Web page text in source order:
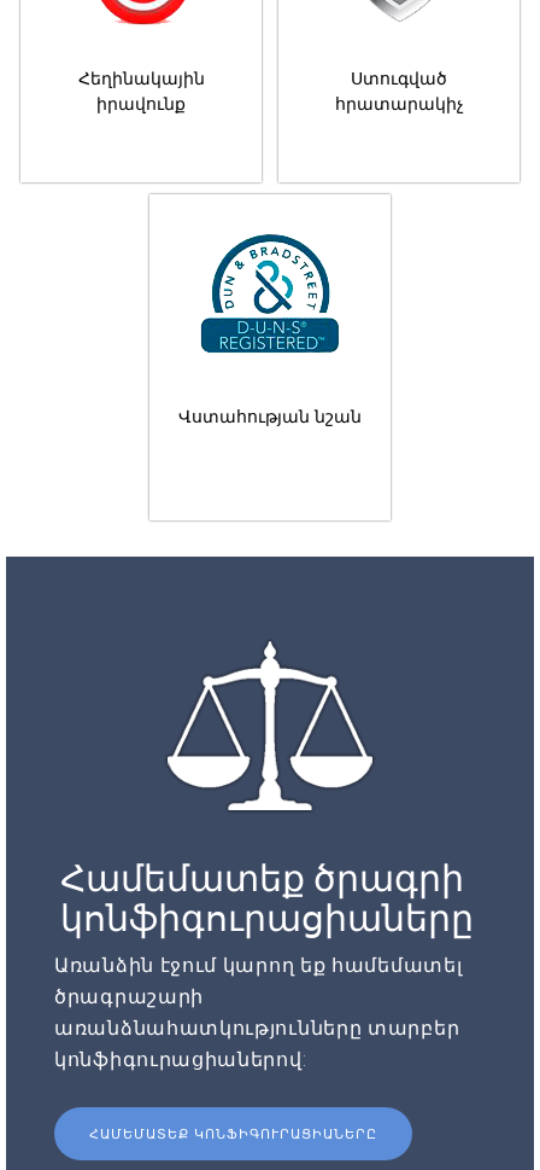
Հեղինակային
իրավունք
Ստուգված
հրատարակիչ
Վստահության նշան
Համեմատեք ծրագրի
կոնֆիգուրացիաները
Առանձին էջում կարող եք համեմատել
ծրագրաշարի
առանձնահատկությունները տարբեր
կոնֆիգուրացիաներով:
ՀԱՄԵՄԱՏԵՔ ԿՈՆՖԻԳՈՒՐԱՑԻԱՆԵՐԸ